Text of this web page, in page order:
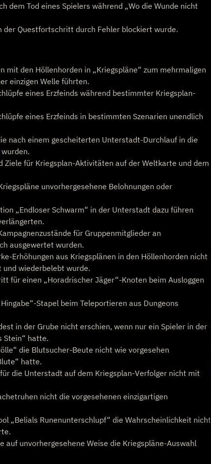
dem Tod eines Spielers während „Wo die Wunde nicht
der Questfortschritt durch Fehler blockiert wurde.
mit den Höllenhorden in „Kriegspläne“ zum mehrmaligen
einzigen Welle führten.
eines Erzfeinds während bestimmter Kriegsplan-
eines Erzfeinds in bestimmten Szenarien unendlich
nach einem gescheiterten Unterstadt-Durchlauf in die
Ziele für Kriegsplan-Aktivitäten auf der Weltkarte und dem
unvorhergesehene Belohnungen oder
„Endloser Schwarm“ in der Unterstadt dazu führen
für Gruppenmitglieder an
ausgewertet wurden.
Erhöhungen aus Kriegsplänen in den Höllenhorden nicht
und wiederbelebt wurde.
für einen „Horadrischer Jäger“-Knoten beim Ausloggen
Stapel beim Teleportieren aus Dungeons
in der Grube nicht erschien, wenn nur ein Spieler in der
Stein“ hatte.
die Blutsucher-Beute nicht wie vorgesehen
hatte.
die Unterstadt auf dem Kriegsplan-Verfolger nicht mit
nicht die vorgesehenen einzigartigen
„Belials Runenunterschlupf“ die Wahrscheinlichkeit nicht
auf unvorhergesehene Weise die Kriegspläne-Auswahl